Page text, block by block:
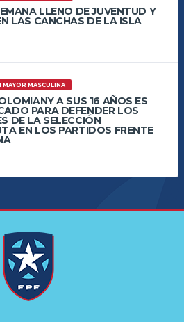
LLENO DE JUVENTUD Y
LAS CANCHAS DE LA ISLA
MAYOR MASCULINA
A SUS 16 AÑOS ES
PARA DEFENDER LOS
DE LA SELECCIÓN
EN LOS PARTIDOS FRENTE